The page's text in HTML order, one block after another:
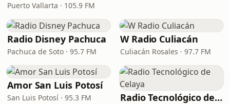
Puerto Vallarta · 105.9 FM
Radio Disney Pachuca
Pachuca de Soto · 95.7 FM
W Radio Culiacán
Culiacán Rosales · 97.7 FM
Amor San Luis Potosí
San Luis Potosí · 95.3 FM Radio Tecnológico de Celaya